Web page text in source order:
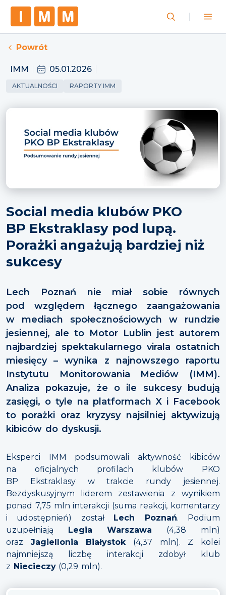
Powrót
IMM 05.01.2026
AKTUALNOŚCI RAPORTY IMM
Social media klubów PKO
BP Ekstraklasy pod lupą.
Porażki angażują bardziej niż
sukcesy
Lech Poznań nie miał sobie równych
pod względem łącznego zaangażowania
w mediach społecznościowych w rundzie
jesiennej, ale to Motor Lublin jest autorem
najbardziej spektakularnego virala ostatnich
miesięcy – wynika z najnowszego raportu
Instytutu Monitorowania Mediów (IMM).
Analiza pokazuje, że o ile sukcesy budują
zasięgi, o tyle na platformach X i Facebook
to porażki oraz kryzysy najsilniej aktywizują
kibiców do dyskusji.
Eksperci IMM podsumowali aktywność kibiców
na oficjalnych profilach klubów PKO
BP Ekstraklasy w trakcie rundy jesiennej.
Bezdyskusyjnym liderem zestawienia z wynikiem
ponad 7,75 mln interakcji (suma reakcji, komentarzy
i udostępnień) został Lech Poznań. Podium
uzupełniają Legia Warszawa (4,38 mln)
oraz Jagiellonia Białystok(4,37 mln). Z kolei
najmniejszą liczbę interakcji zdobył klub
z Niecieczy(0,29 mln).